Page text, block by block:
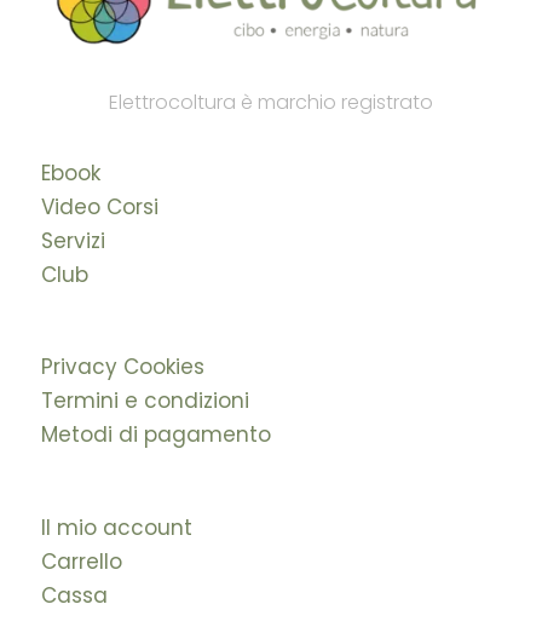
Elettrocoltura è marchio registrato
Ebook
Video Corsi
Servizi
Club
Privacy Cookies
Termini e condizioni
Metodi di pagamento
Il mio account
Carrello
Cassa